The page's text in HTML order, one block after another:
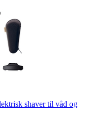
shaver til våd og